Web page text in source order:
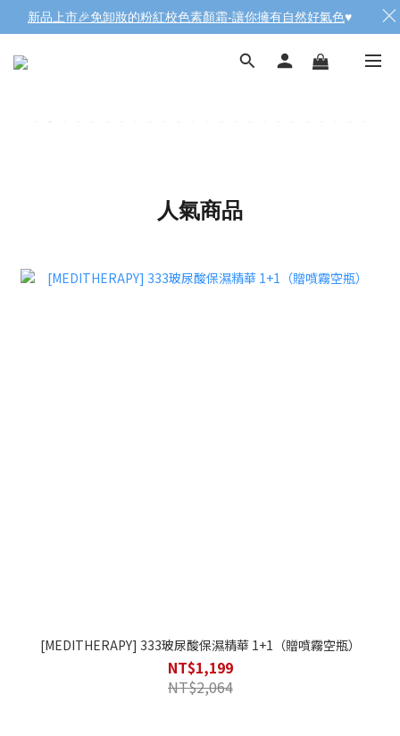
人氣商品
[MEDITHERAPY] 333玻尿酸保濕精華 1+1（贈噴霧空瓶）
NT$1,199
NT$2,064
新品上市🎉免卸妝的粉紅校色素顏霜-讓你擁有自然好氣色♥️